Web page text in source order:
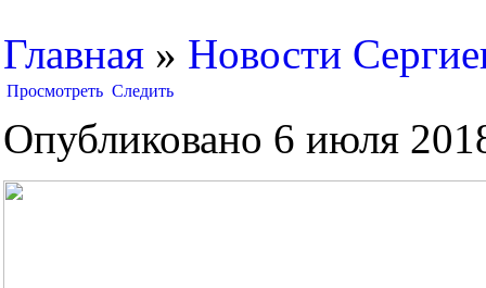
Главная » Новости
Просмотреть Следить
Опубликовано 6 июля